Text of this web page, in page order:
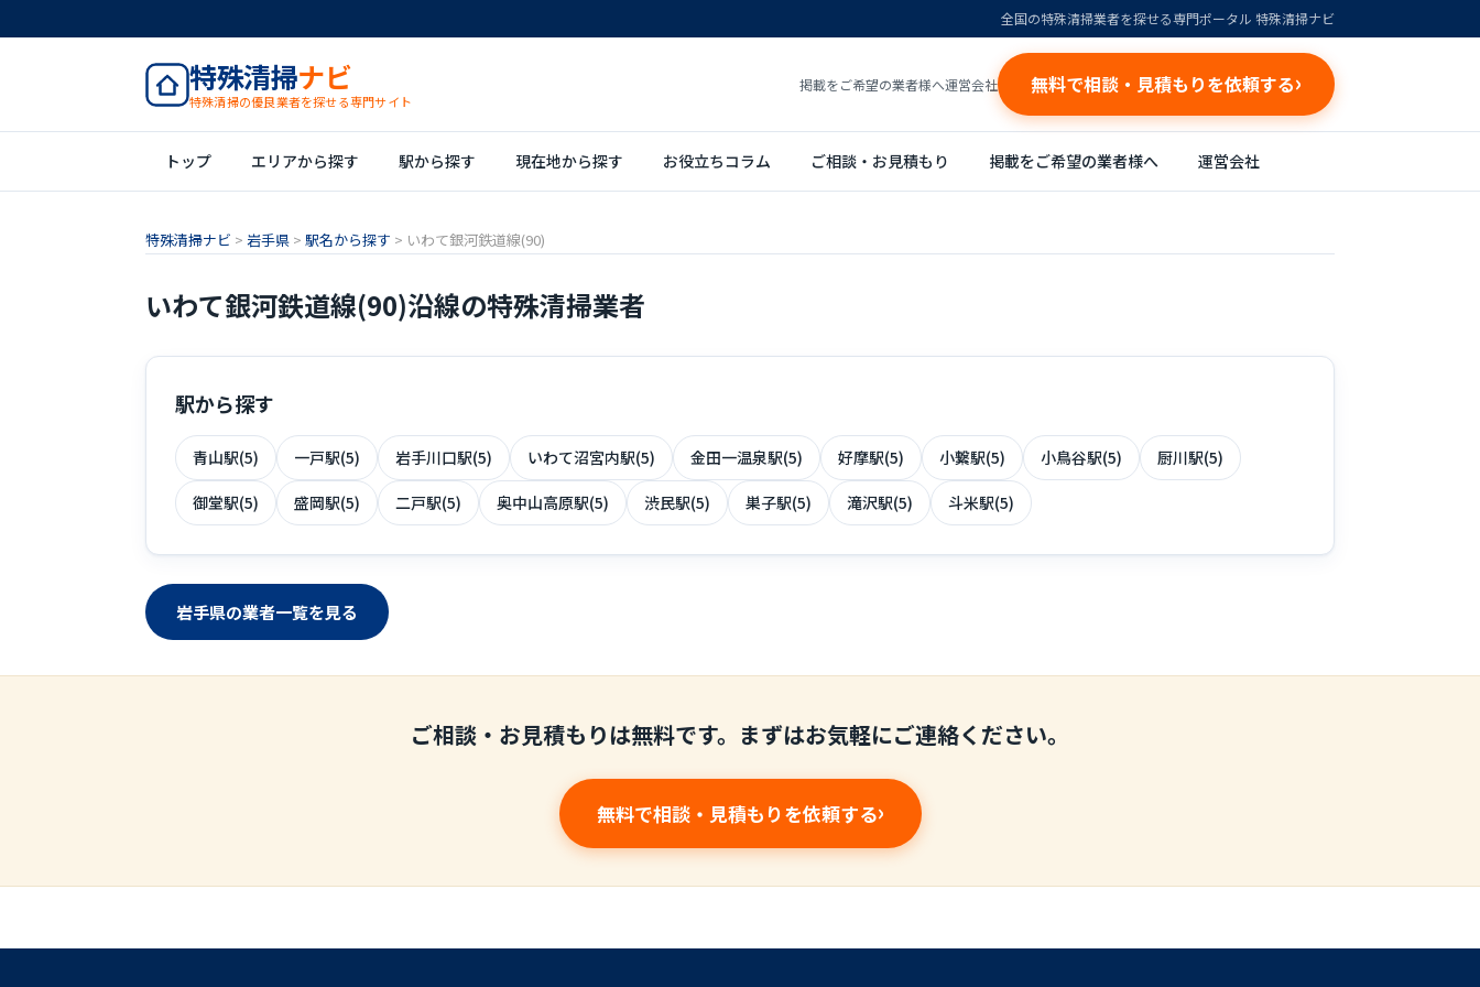
全国の特殊清掃業者を探せる専門ポータル 特殊清掃ナビ
特殊清掃ナビ
特殊清掃の優良業者を探せる専門サイト
掲載をご希望の業者様へ運営会社 無料で相談・見積もりを依頼する
トップ エリアから探す 駅から探す 現在地から探す お役立ちコラム ご相談・お見積もり 掲載をご希望の業者様へ 運営会社
特殊清掃ナビ > 岩手県 > 駅名から探す > いわて銀河鉄道線(90)
いわて銀河鉄道線(90)沿線の特殊清掃業者
駅から探す
青山駅(5) 一戸駅(5) 岩手川口駅(5) いわて沼宮内駅(5) 金田一温泉駅(5) 好摩駅(5) 小繋駅(5) 小鳥谷駅(5) 厨川駅(5)
御堂駅(5) 盛岡駅(5) 二戸駅(5) 奥中山高原駅(5) 渋民駅(5) 巣子駅(5) 滝沢駅(5) 斗米駅(5)
岩手県の業者一覧を見る
ご相談・お見積もりは無料です。まずはお気軽にご連絡ください。
無料で相談・見積もりを依頼する